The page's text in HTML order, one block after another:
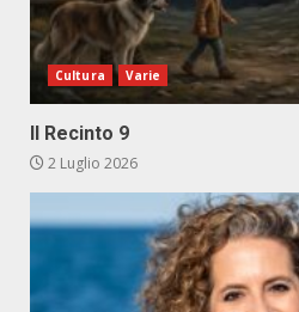
Cultura Varie
Il Recinto 9
2 Luglio 2026